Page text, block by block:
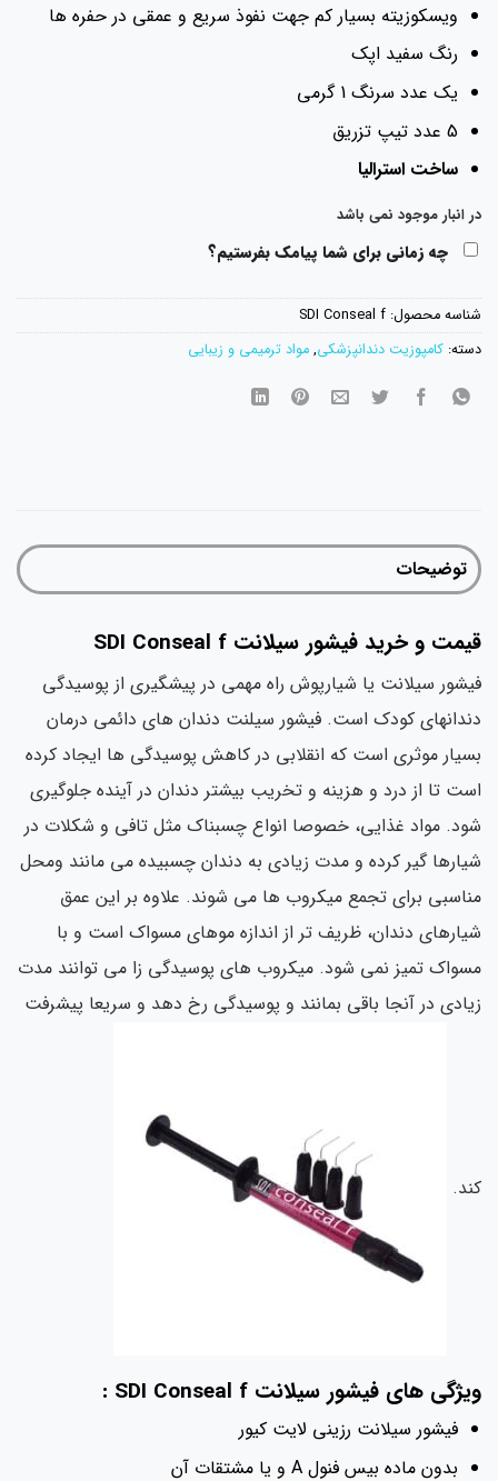
ویسکوزیته بسیار کم جهت نفوذ سریع و عمقی در حفره ها
رنگ سفید اپک
یک عدد سرنگ 1 گرمی
5 عدد تیپ تزریق
ساخت استرالیا
در انبار موجود نمی باشد
چه زمانی برای شما پیامک بفرستیم؟
شناسه محصول: SDI Conseal f
دسته: کامپوزیت دندانپزشکی, مواد ترمیمی و زیبایی
توضیحات
قیمت و خرید فیشور سیلانت SDI Conseal f
فیشور سیلانت یا شیارپوش راه مهمی در پیشگیری از پوسیدگی
دندانهای کودک است. فیشور سیلنت دندان های دائمی درمان
بسيار موثری است كه انقلابي در كاهش پوسيدگي ها ايجاد كرده
است تا از درد و هزینه و تخریب بیشتر دندان در آینده جلوگیری
شود. مواد غذايي، خصوصا انواع چسبناك مثل تافي و شكلات در
شيارها گير كرده و مدت زيادي به دندان چسبيده مي مانند ومحل
مناسبی برای تجمع میکروب ها می شوند. علاوه بر اين عمق
شيارهای دندان، ظريف تر از اندازه موهاي مسواك است و با
مسواك تميز نمي شود. ميكروب هاي پوسيدگي زا می توانند مدت
زیادی در آنجا باقي بمانند و پوسيدگي رخ دهد و سریعا پیشرفت
کند.
ویژگی های فیشور سیلانت SDI Conseal f :
فیشور سیلانت رزینی لایت کیور
بدون ماده بیس فنول A و یا مشتقات آن